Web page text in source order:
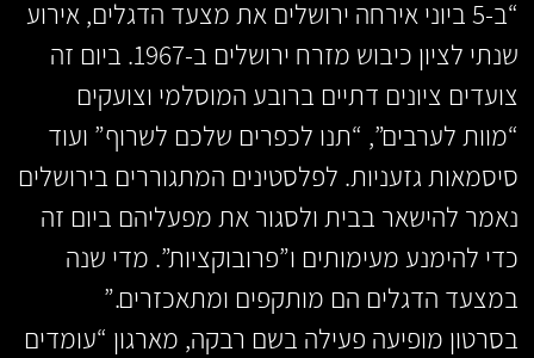
“ב-5 ביוני אירחה ירושלים את מצעד הדגלים, אירוע
שנתי לציון כיבוש מזרח ירושלים ב-1967. ביום זה
צועדים ציונים דתיים ברובע המוסלמי וצועקים
“מוות לערבים”, “תנו לכפרים שלכם לשרוף” ועוד
סיסמאות גזעניות. לפלסטינים המתגוררים בירושלים
נאמר להישאר בבית ולסגור את מפעליהם ביום זה
כדי להימנע מעימותים ו”פרובוקציות”. מדי שנה
במצעד הדגלים הם מותקפים ומתאכזרים.”
בסרטון מופיעה פעילה בשם רבקה, מארגון “עומדים